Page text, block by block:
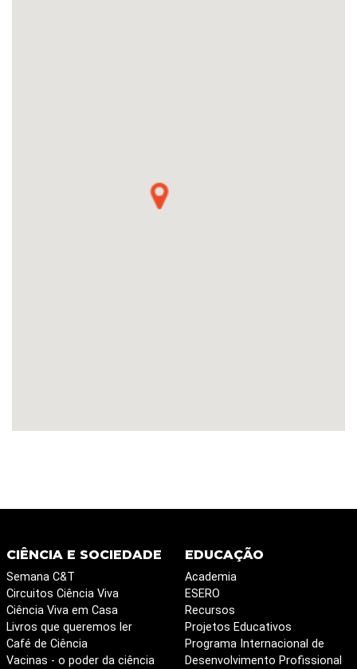
CIÊNCIA E SOCIEDADE
Semana C&T
Circuitos Ciência Viva
Ciência Viva em Casa
Livros que queremos ler
Café de Ciência
Vacinas - o poder da ciência
EDUCAÇÃO
Academia
ESERO
Recursos
Projetos Educativos
Programa Internacional de
Desenvolvimento Profissional